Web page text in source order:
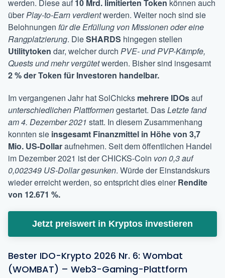
werden. Diese auf10 Mrd. limitierten Token können auch
überPlay-to-Earn verdientwerden. Weiter noch sind sie
Belohnungen für die Erfüllung von Missionen oder eine
Rangplatzierung. DieSHARDS hingegen stellen
Utilitytoken dar, welcher durch PVE- und PVP-Kämpfe,
Quests und mehr vergütetwerden. Bisher sind insgesamt
2 % der Token für Investoren handelbar.
Im vergangenen Jahr hat SolChicks mehrere IDOsauf
unterschiedlichen Plattformengestartet. DasLetzte fand
am 4. Dezember 2021 statt. In diesem Zusammenhang
konnten sie insgesamt Finanzmittel in Höhe von 3,7
Mio. US-Dollaraufnehmen. Seit dem öffentlichen Handel
im Dezember 2021 ist der CHICKS-Coin von 0,3 auf
0,002349 US-Dollar gesunken. Würde der Einstandskurs
wieder erreicht werden, so entspricht dies einerRendite
von 12.671 %.
Jetzt preiswert in Kryptos investieren
Bester IDO-Krypto 2026 Nr. 6: Wombat
(WOMBAT) – Web3-Gaming-Plattform